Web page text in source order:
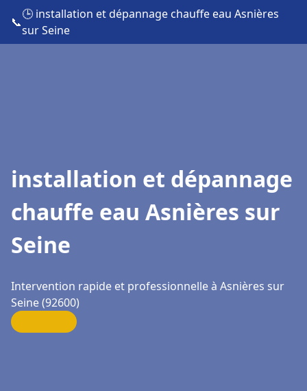
📞
🕒 installation et dépannage chauffe eau Asnières
sur Seine
installation et dépannage
chauffe eau Asnières sur
Seine
Intervention rapide et professionnelle à Asnières sur
Seine (92600)